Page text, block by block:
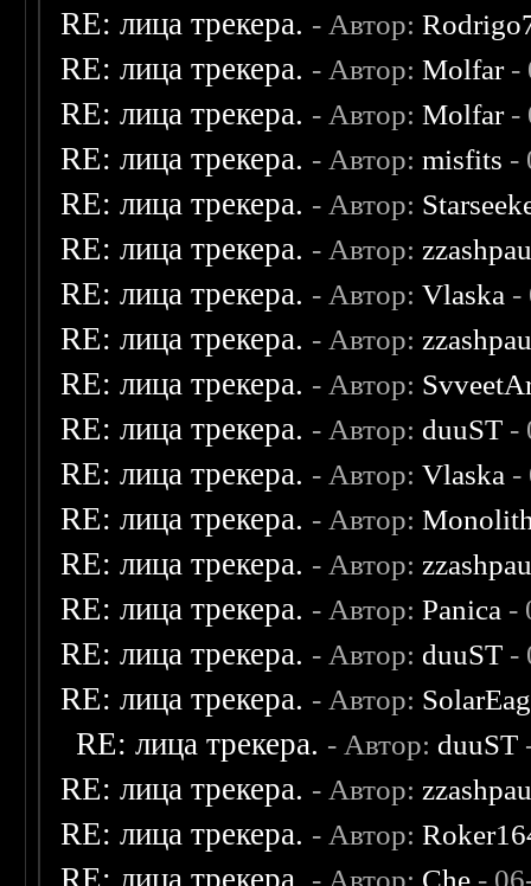
RE: лица трекера. - Автор:
RE: лица трекера. - Автор:Molfar-
RE: лица трекера. - Автор:Molfar-
RE: лица трекера. - Автор:misfits -
RE: лица трекера. - Автор:
RE: лица трекера. - Автор:
RE: лица трекера. - Автор:Vlaska -
RE: лица трекера. - Автор:
RE: лица трекера. - Автор:
RE: лица трекера. - Автор: duuST -
RE: лица трекера. - Автор:Vlaska -
RE: лица трекера. - Автор:
RE: лица трекера. - Автор:
RE: лица трекера. - Автор:Panica -
RE: лица трекера. - Автор: duuST -
RE: лица трекера. - Автор:
RE: лица трекера. - Автор: duuST
RE: лица трекера. - Автор:
RE: лица трекера. - Автор:
- Автор: Che -